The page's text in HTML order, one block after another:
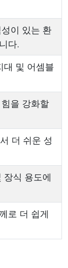
이 있는 환
다.
대 및 어셈블
을 강화할
더 쉬운 성
장식 용도에
로 더 쉽게